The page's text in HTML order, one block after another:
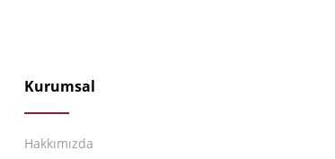
Kurumsal
Hakkımızda